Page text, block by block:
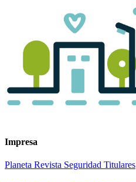
Impresa
Planeta Revista Seguridad Titulares